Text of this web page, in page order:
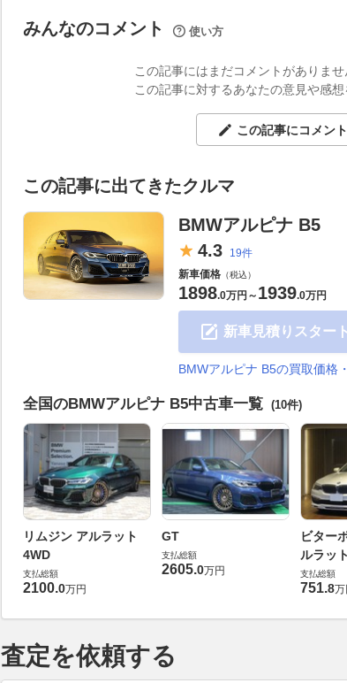
みんなのコメント 使い方
この記事にはまだコメントがありませ
この記事に対するあなたの意見や感
この記事にコメン
この記事に出てきたクルマ
BMWアルピナ B5
4.3
19件
新車価格 （税込）
1898.0万円 ～ 1939.0万円
新車見積りスタート
BMWアルピナ B5の買取価格
全国のBMWアルピナ B5中古車一覧 (10件)
リムジン アルラット
4WD
支払総額
2100.0万円
GT
支払総額
2605.0万円
ビター
ルラッ
支払総額
751.8万
査定を依頼する